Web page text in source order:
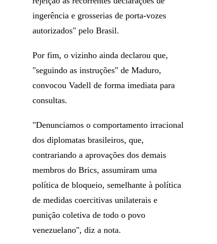
ingerência e grosserias de porta-vozes
autorizados" pelo Brasil.
Por fim, o vizinho ainda declarou que,
"seguindo as instruções" de Maduro,
convocou Vadell de forma imediata para
consultas.
"Denunciamos o comportamento irracional
dos diplomatas brasileiros, que,
contrariando a aprovações dos demais
membros do Brics, assumiram uma
política de bloqueio, semelhante à política
de medidas coercitivas unilaterais e
punição coletiva de todo o povo
venezuelano", diz a nota.